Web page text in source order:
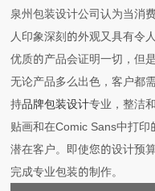
泉州包装设计公司认为当消
人印象深刻的外观又具有令
优质的产品会证明一切，但
无论产品多么出色，客户都
持品牌包装设计专业，整洁
贴画和在Comic Sans中打
潜在客户。即使您的设计预
完成专业包装的制作。